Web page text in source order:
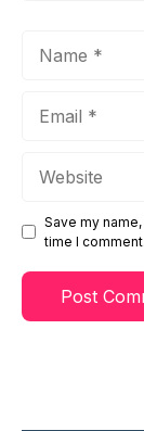
Save my
time I comment.